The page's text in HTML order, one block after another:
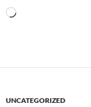
Carregando...
UNCATEGORIZED